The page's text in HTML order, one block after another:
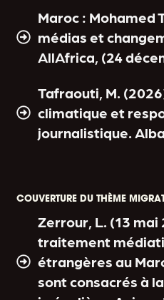
Maroc : Mohamed
médias et
AllAfrica, (24
Tafraouti, M.
climatique et
journalistique.
COUVERTURE DU THÈME
Zerrour, L. (13 mai
traitement
étrangères au
sont consacrés à